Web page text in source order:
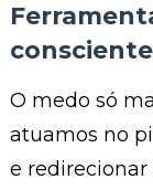
O medo só
atuamos no
e redirecionar